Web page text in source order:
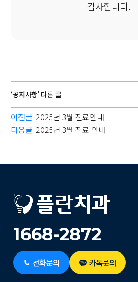
감사합니다.
‘공지사항’ 다른 글
이전글 2025년 3월 진료안내
다음글 2025년 3월 진료 안내
1668-2872
전화문의 카톡문의